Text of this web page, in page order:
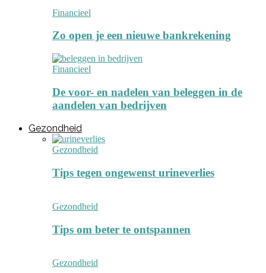
Financieel
Zo open je een nieuwe bankrekening
Financieel
De voor- en nadelen van beleggen in de
aandelen van bedrijven
Gezondheid
Gezondheid
Tips tegen ongewenst urineverlies
Gezondheid
Tips om beter te ontspannen
Gezondheid